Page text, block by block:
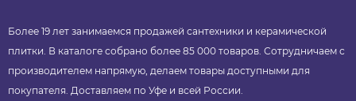
Более 19 лет занимаемся продажей сантехники и керамической
плитки. В каталоге собрано более 85 000 товаров. Сотрудничаем с
производителем напрямую, делаем товары доступными для
покупателя. Доставляем по Уфе и всей России.